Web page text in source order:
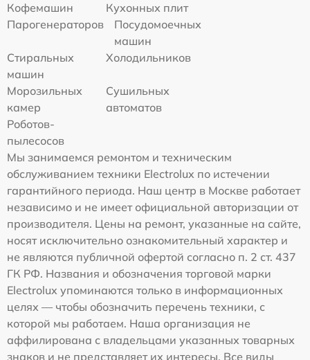
Кофемашин
Кухонных плит
Парогенераторов
Посудомоечных
машин
Стиральных
машин
Холодильников
Морозильных
камер
Сушильных
автоматов
Роботов-
пылесосов
Мы занимаемся ремонтом и техническим
обслуживанием техники Electrolux по истечении
гарантийного периода. Наш центр в Москве работает
независимо и не имеет официальной авторизации от
производителя. Цены на ремонт, указанные на сайте,
носят исключительно ознакомительный характер и
не являются публичной офертой согласно п. 2 ст. 437
ГК РФ. Названия и обозначения торговой марки
Electrolux упоминаются только в информационных
целях — чтобы обозначить перечень техники, с
которой мы работаем. Наша организация не
аффилирована с владельцами указанных товарных
знаков и не представляет их интересы. Все виды